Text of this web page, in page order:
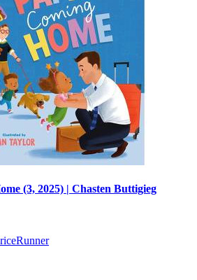
(3, 2025) | Chasten Buttigieg